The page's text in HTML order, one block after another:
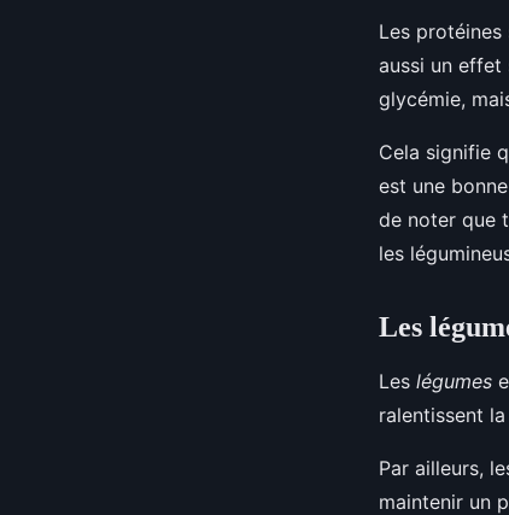
Les
aussi un effet
glycémie,
Cela signifie
est une
de noter que
les
Les
Les légumes
ralentissent
Par ailleurs,
maintenir un